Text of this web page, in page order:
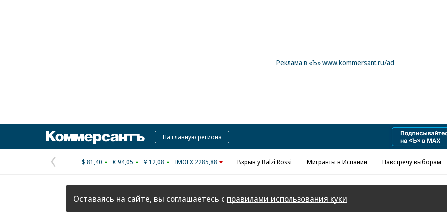
Реклама в «Ъ» www.kommersant.ru/ad
КоммерсантъНа главную региона
Предыдущая
страница
$ 81,40 € 94,05 ¥ 12,08 IMOEX 2285,88 Взрыв у Balzi Rossi Мигранты в Испании Навстречу выборам
Оставаясь на сайте, вы соглашаетесь с правилами использования куки